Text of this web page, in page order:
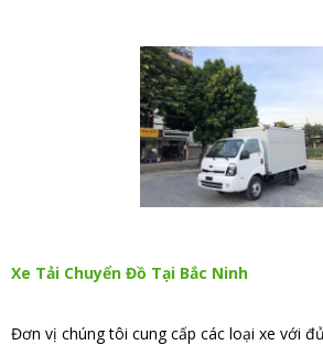
Xe Tải Chuyển Đồ Tại Bắc Ninh
Đơn vị chúng tôi cung cấp các loại xe với